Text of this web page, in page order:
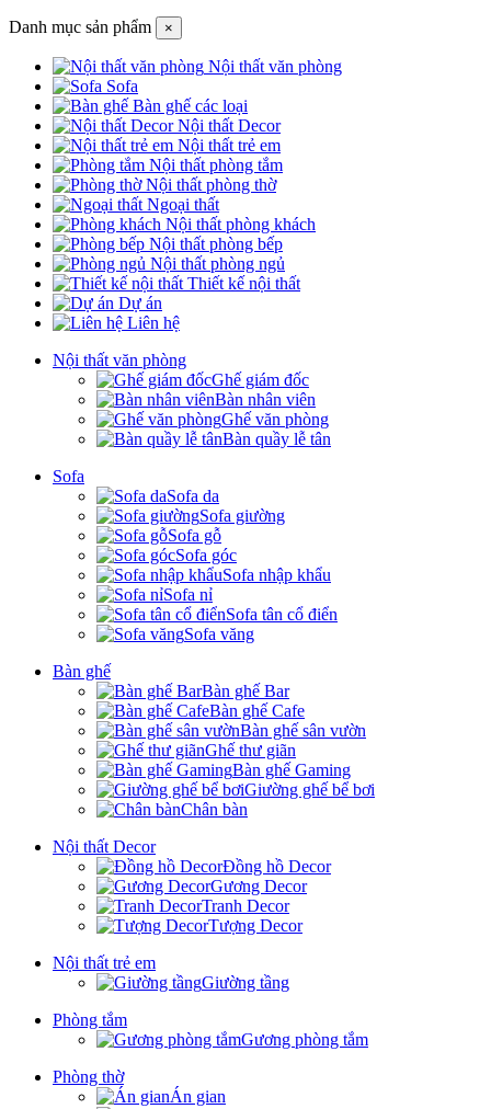
Danh mục sản phẩm ×
Nội thất văn phòng
Sofa
Bàn ghế các loại
Nội thất Decor
Nội thất trẻ em
Nội thất phòng tắm
Nội thất phòng thờ
Ngoại thất
Nội thất phòng khách
Nội thất phòng bếp
Nội thất phòng ngủ
Thiết kế nội thất
Dự án
Liên hệ
Nội thất văn phòng
Ghế giám đốc
Bàn nhân viên
Ghế văn phòng
Bàn quầy lễ tân
Sofa
Sofa da
Sofa giường
Sofa gỗ
Sofa góc
Sofa nhập khẩu
Sofa nỉ
Sofa tân cổ điển
Sofa văng
Bàn ghế
Bàn ghế Bar
Bàn ghế Cafe
Bàn ghế sân vườn
Ghế thư giãn
Bàn ghế Gaming
Giường ghế bể bơi
Chân bàn
Nội thất Decor
Đồng hồ Decor
Gương Decor
Tranh Decor
Tượng Decor
Nội thất trẻ em
Giường tầng
Phòng tắm
Gương phòng tắm
Phòng thờ
Án gian